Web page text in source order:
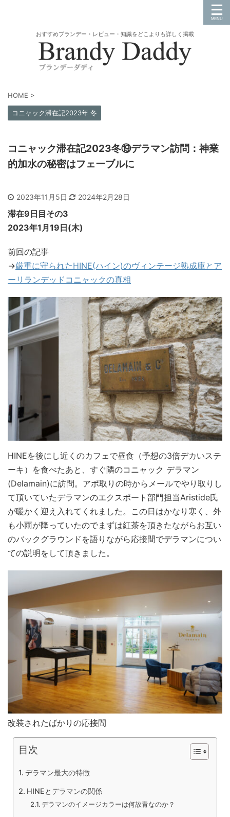
おすすめブランデー・レビュー・知識をどこよりも詳しく掲載
HOME >
コニャック滞在記2023年 冬
コニャック滞在記2023冬⑲デラマン訪問：神業
的加水の秘密はフェーブルに
2023年11月5日 2024年2月28日
滞在9日目その3
2023年1月19日(木)
前回の記事
→厳重に守られたHINE(ハイン)のヴィンテージ熟成庫とア
ーリランデッドコニャックの真相
HINEを後にし近くのカフェで昼食（予想の3倍デカいステ
ーキ）を食べたあと、すぐ隣のコニャック デラマン
(Delamain)に訪問。アポ取りの時からメールでやり取りし
て頂いていたデラマンのエクスポート部門担当Aristide氏
が暖かく迎え入れてくれました。この日はかなり寒く、外
も小雨が降っていたのでまずは紅茶を頂きたながらお互い
のバックグラウンドを語りながら応接間でデラマンについ
ての説明をして頂きました。
改装されたばかりの応接間
目次
デラマン最大の特徴
HINEとデラマンの関係
デラマンのイメージカラーは何故青なのか？